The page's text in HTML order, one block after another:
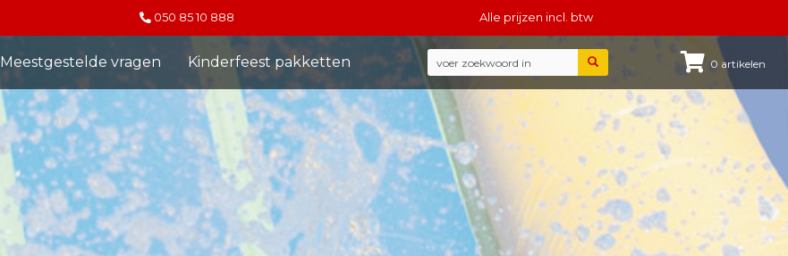
050 85 10 888 Alle prijzen incl. btw
0 artikelen
Meestgestelde vragen Kinderfeest pakketten